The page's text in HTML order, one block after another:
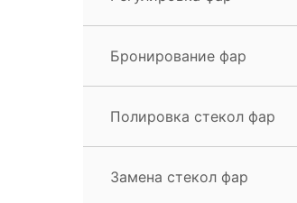
Бронирование фар
Полировка стекол фар
Замена стекол фар